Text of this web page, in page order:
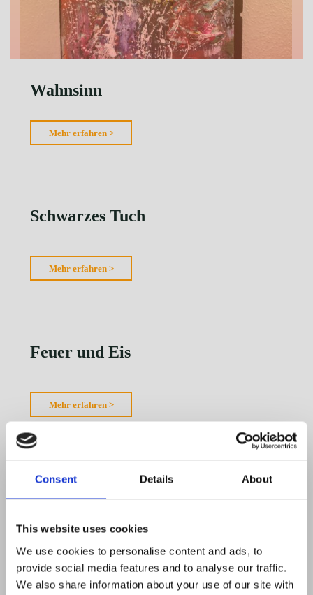
Consent Details About
This website uses cookies
We use cookies to personalise content and ads, to
provide social media features and to analyse our traffic.
We also share information about your use of our site with
Wahnsinn
Mehr erfahren >
Schwarzes Tuch
Mehr erfahren >
Feuer und Eis
Mehr erfahren >
und